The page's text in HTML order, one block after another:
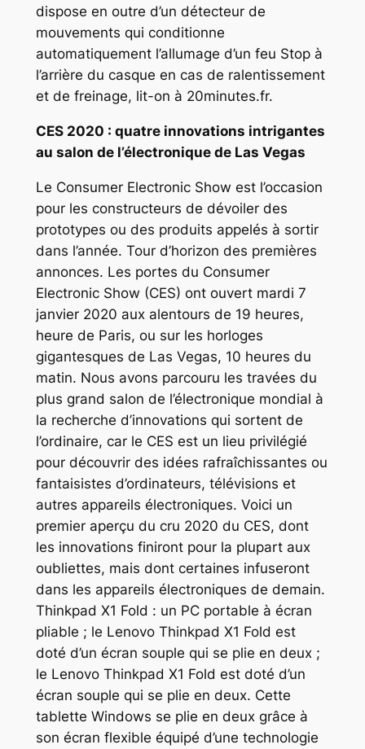
dispose en outre d’un détecteur de
mouvements qui conditionne
automatiquement l’allumage d’un feu Stop à
l’arrière du casque en cas de ralentissement
et de freinage, lit-on à 20minutes.fr.
CES 2020 : quatre innovations intrigantes
au salon de l’électronique de Las Vegas
Le Consumer Electronic Show est l’occasion
pour les constructeurs de dévoiler des
prototypes ou des produits appelés à sortir
dans l’année. Tour d’horizon des premières
annonces. Les portes du Consumer
Electronic Show (CES) ont ouvert mardi 7
janvier 2020 aux alentours de 19 heures,
heure de Paris, ou sur les horloges
gigantesques de Las Vegas, 10 heures du
matin. Nous avons parcouru les travées du
plus grand salon de l’électronique mondial à
la recherche d’innovations qui sortent de
l’ordinaire, car le CES est un lieu privilégié
pour découvrir des idées rafraîchissantes ou
fantaisistes d’ordinateurs, télévisions et
autres appareils électroniques. Voici un
premier aperçu du cru 2020 du CES, dont
les innovations finiront pour la plupart aux
oubliettes, mais dont certaines infuseront
dans les appareils électroniques de demain.
Thinkpad X1 Fold : un PC portable à écran
pliable ; le Lenovo Thinkpad X1 Fold est
doté d’un écran souple qui se plie en deux ;
le Lenovo Thinkpad X1 Fold est doté d’un
écran souple qui se plie en deux. Cette
tablette Windows se plie en deux grâce à
son écran flexible équipé d’une technologie